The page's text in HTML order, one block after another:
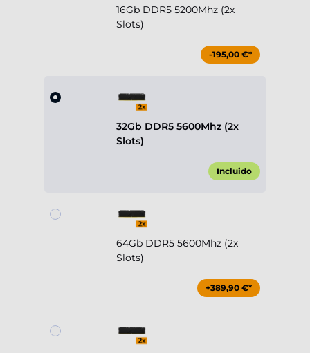
16Gb DDR5 5200Mhz (2x
Slots)
-195,00 €*
32Gb DDR5 5600Mhz (2x
Slots)
Incluido
64Gb DDR5 5600Mhz (2x
Slots)
+389,90 €*